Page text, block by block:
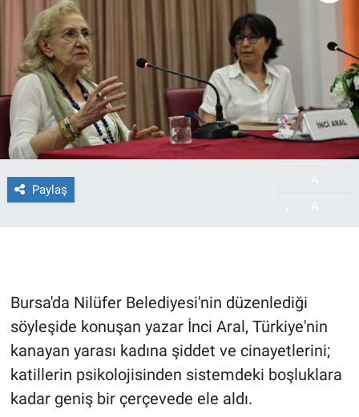
Paylaş
Bursa'da Nilüfer Belediyesi'nin düzenlediği
söyleşide konuşan yazar İnci Aral, Türkiye'nin
kanayan yarası kadına şiddet ve cinayetlerini;
katillerin psikolojisinden sistemdeki boşluklara
kadar geniş bir çerçevede ele aldı.
Haber Arşivi